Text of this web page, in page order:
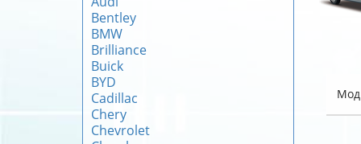
Bentley
BMW
Brilliance
Buick
BYD
Cadillac
Chery
Chevrolet